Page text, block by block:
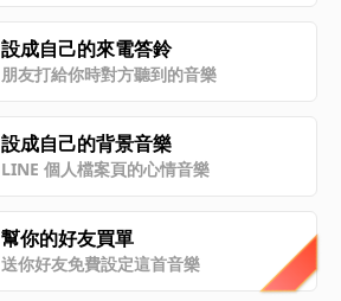
設成自己的來電答鈴
朋友打給你時對方聽到的音樂
設成自己的背景音樂
LINE 個人檔案頁的心情音樂
幫你的好友買單
送你好友免費設定這首音樂